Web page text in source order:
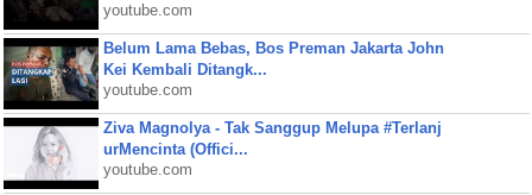
youtube.com
Belum Lama Bebas, Bos Preman Jakarta John
Kei Kembali Ditangk...
youtube.com
Ziva Magnolya - Tak Sanggup Melupa #Terlanj
urMencinta (Offici...
youtube.com